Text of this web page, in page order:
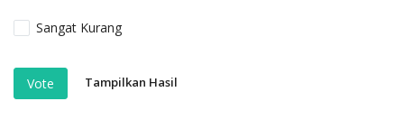
Sangat Kurang
Vote Tampilkan Hasil